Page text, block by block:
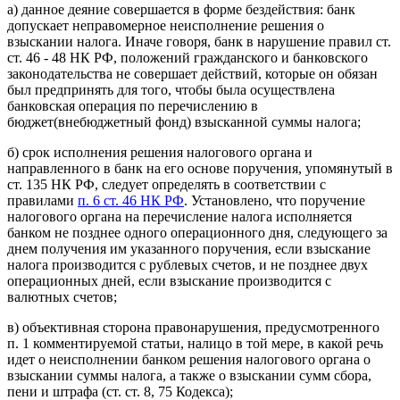
а) данное деяние совершается в форме бездействия: банк
допускает неправомерное неисполнение решения о
взыскании налога. Иначе говоря, банк в нарушение правил ст.
ст. 46 - 48 НК РФ, положений гражданского и банковского
законодательства не совершает действий, которые он обязан
был предпринять для того, чтобы была осуществлена
банковская операция по перечислению в
бюджет(внебюджетный фонд) взысканной суммы налога;
б) срок исполнения решения налогового органа и
направленного в банк на его основе поручения, упомянутый в
ст. 135 НК РФ, следует определять в соответствии с
правилами п. 6 ст. 46 НК РФ. Установлено, что поручение
налогового органа на перечисление налога исполняется
банком не позднее одного операционного дня, следующего за
днем получения им указанного поручения, если взыскание
налога производится с рублевых счетов, и не позднее двух
операционных дней, если взыскание производится с
валютных счетов;
в) объективная сторона правонарушения, предусмотренного
п. 1 комментируемой статьи, налицо в той мере, в какой речь
идет о неисполнении банком решения налогового органа о
взыскании суммы налога, а также о взыскании сумм сбора,
пени и штрафа (ст. ст. 8, 75 Кодекса);